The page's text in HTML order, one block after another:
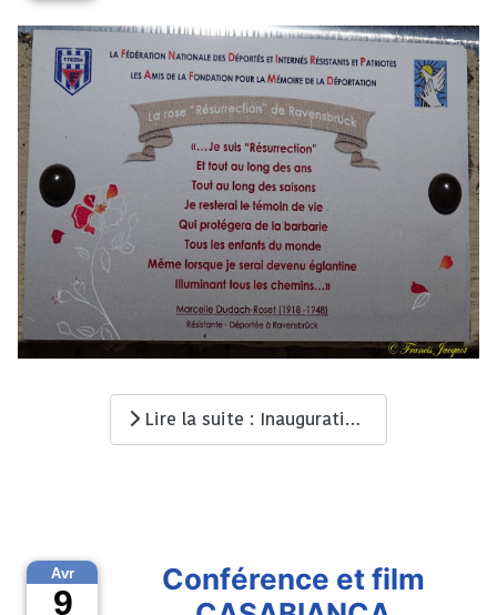
Lire la suite : Inauguration du musée de la déportation après rénovation
Conférence et film
9
Avr